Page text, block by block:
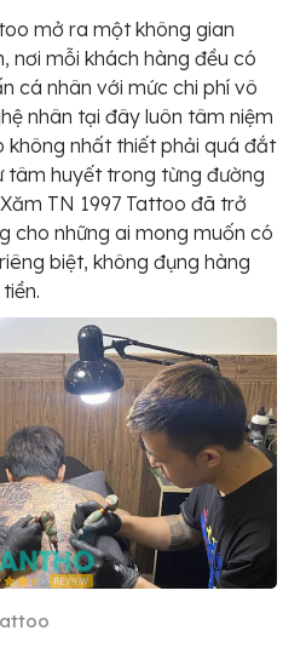
mở ra một không gian
nơi mỗi khách hàng đều có
cá nhân với mức chi phí vô
nhân tại đây luôn tâm niệm
không nhất thiết phải quá đắt
tâm huyết trong từng đường
TN 1997 Tattoo đã trở
cho những ai mong muốn có
biệt, không đụng hàng